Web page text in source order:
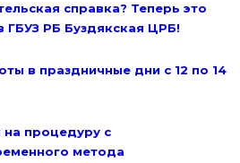
справка? Теперь это
ГБУЗ РБ Буздякская ЦРБ!
в праздничные дни с 12 по 14
процедуру с
метода